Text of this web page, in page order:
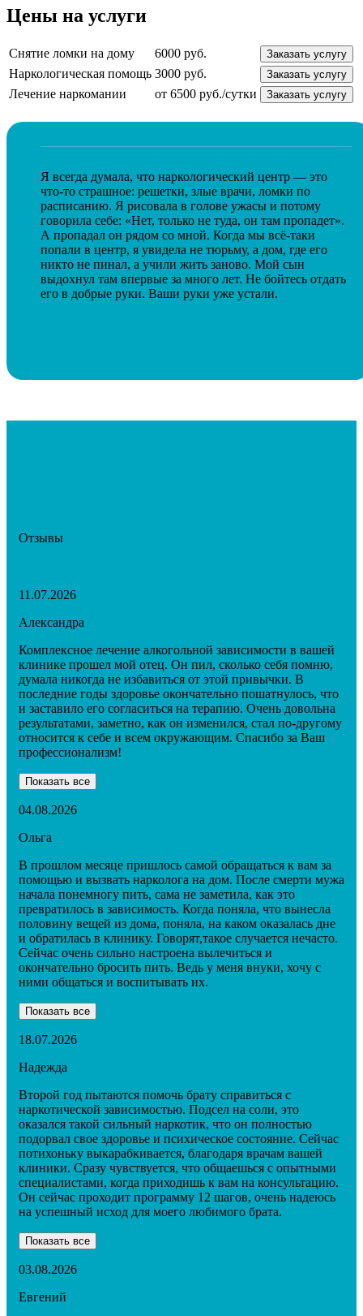
Цены на услуги
Снятие ломки на дому 6000 руб. Заказать услугу
Наркологическая помощь 3000 руб. Заказать услугу
Лечение наркомании от 6500 руб./сутки Заказать услугу
Я всегда думала, что наркологический центр — это
что-то страшное: решетки, злые врачи, ломки по
расписанию. Я рисовала в голове ужасы и потому
говорила себе: «Нет, только не туда, он там пропадет».
А пропадал он рядом со мной. Когда мы всё-таки
попали в центр, я увидела не тюрьму, а дом, где его
никто не пинал, а учили жить заново. Мой сын
выдохнул там впервые за много лет. Не бойтесь отдать
его в добрые руки. Ваши руки уже устали.
Отзывы
11.07.2026
Александра
Комплексное лечение алкогольной зависимости в вашей
клинике прошел мой отец. Он пил, сколько себя помню,
думала никогда не избавиться от этой привычки. В
последние годы здоровье окончательно пошатнулось, что
и заставило его согласиться на терапию. Очень довольна
результатами, заметно, как он изменился, стал по-другому
относится к себе и всем окружающим. Спасибо за Ваш
профессионализм!
Показать все
04.08.2026
Ольга
В прошлом месяце пришлось самой обращаться к вам за
помощью и вызвать нарколога на дом. После смерти мужа
начала понемногу пить, сама не заметила, как это
превратилось в зависимость. Когда поняла, что вынесла
половину вещей из дома, поняла, на каком оказалась дне
и обратилась в клинику. Говорят,такое случается нечасто.
Сейчас очень сильно настроена вылечиться и
окончательно бросить пить. Ведь у меня внуки, хочу с
ними общаться и воспитывать их.
Показать все
18.07.2026
Надежда
Второй год пытаются помочь брату справиться с
наркотической зависимостью. Подсел на соли, это
оказался такой сильный наркотик, что он полностью
подорвал свое здоровье и психическое состояние. Сейчас
потихоньку выкарабкивается, благодаря врачам вашей
клиники. Сразу чувствуется, что общаешься с опытными
специалистами, когда приходишь к вам на консультацию.
Он сейчас проходит программу 12 шагов, очень надеюсь
на успешный исход для моего любимого брата.
Показать все
03.08.2026
Евгений